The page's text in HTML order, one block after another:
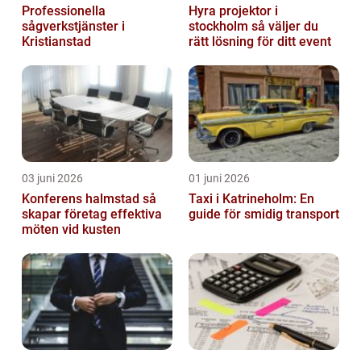
Professionella
sågverkstjänster i
Kristianstad
Hyra projektor i
stockholm så väljer du
rätt lösning för ditt event
03 juni 2026
Konferens halmstad så
skapar företag effektiva
möten vid kusten
01 juni 2026
Taxi i Katrineholm: En
guide för smidig transport